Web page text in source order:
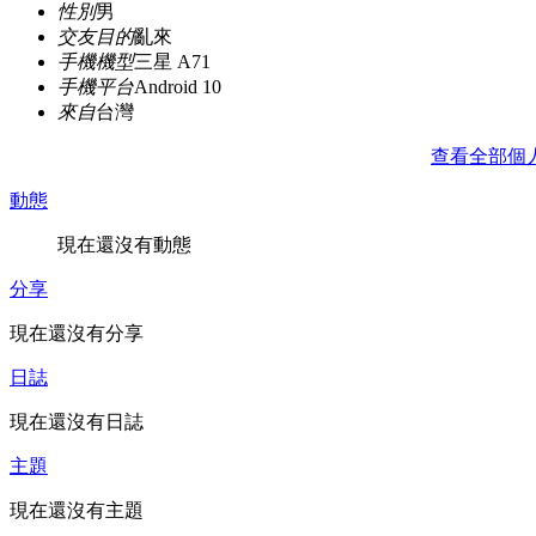
性別男
交友目的亂來
手機機型三星 A71
手機平台Android 10
來自台灣
查看全部個
動態
現在還沒有動態
分享
現在還沒有分享
日誌
現在還沒有日誌
主題
現在還沒有主題